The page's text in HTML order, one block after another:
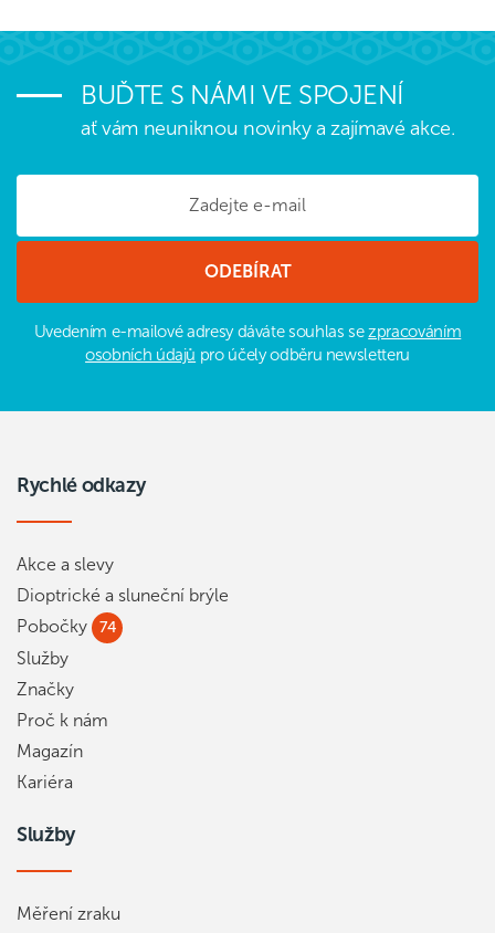
BUĎTE S NÁMI VE SPOJENÍ
ať vám neuniknou novinky a zajímavé akce.
Uvedením e-mailové adresy dáváte souhlas sezpracováním
osobních údajů pro účely odběru newsletteru
Rychlé odkazy
Akce a slevy
Dioptrické a sluneční brýle
Pobočky
74
Služby
Značky
Proč k nám
Magazín
Kariéra
Služby
Měření zraku